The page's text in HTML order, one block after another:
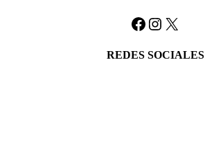
Facebook
Instagram
X
REDES SOCIALES